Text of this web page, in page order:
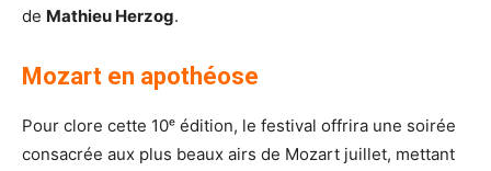
de Mathieu Herzog.
Mozart en apothéose
Pour clore cette 10ᵉ édition, le festival offrira une soirée
consacrée aux plus beaux airs de Mozart juillet, mettant